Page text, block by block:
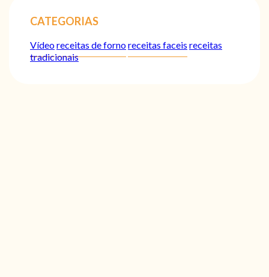
CATEGORIAS
Vídeoreceitas de fornoreceitas faceis receitas
tradicionais